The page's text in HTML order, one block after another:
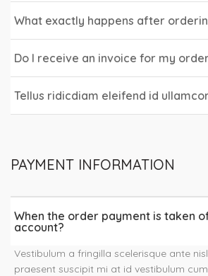
What exactly happens after
Do I receive an invoice for my
Tellus ridicdiam eleifend id
PAYMENT INFORMATION
When the order payment is taken
account?
Vestibulum a fringilla scelerisque ante
praesent suscipit mi at id vestibulum